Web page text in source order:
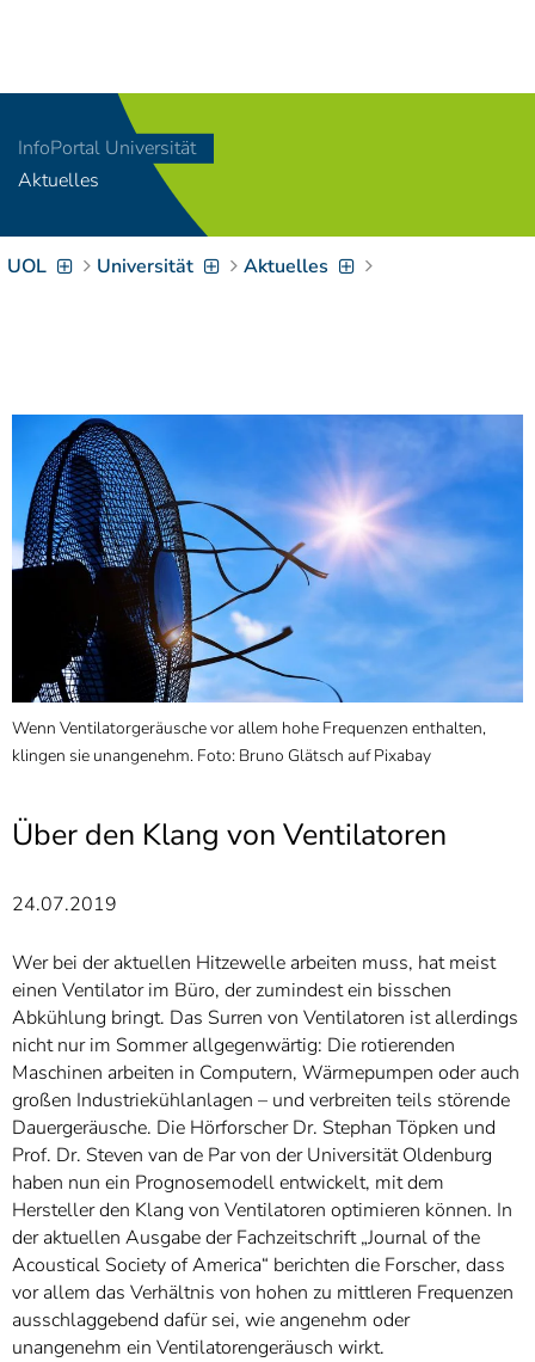
[Access-Key 8
Zum Inhalt springen
Zur Suche springen
[Access-Key 4]
Zur Hauptnavigation
Brotkrumennavigation
springen[Access-Key
7]
Informationen zur
Barrierefreiheit
InfoPortal Universität
Aktuelles
UOL Universität Aktuelles
Wenn Ventilatorgeräusche vor allem hohe Frequenzen enthalten,
klingen sie unangenehm. Foto: Bruno Glätsch auf Pixabay
Über den Klang von Ventilatoren
24.07.2019
Wer bei der aktuellen Hitzewelle arbeiten muss, hat meist
einen Ventilator im Büro, der zumindest ein bisschen
Abkühlung bringt. Das Surren von Ventilatoren ist allerdings
nicht nur im Sommer allgegenwärtig: Die rotierenden
Maschinen arbeiten in Computern, Wärmepumpen oder auch
großen Industriekühlanlagen – und verbreiten teils störende
Dauergeräusche. Die Hörforscher Dr. Stephan Töpken und
Prof. Dr. Steven van de Par von der Universität Oldenburg
haben nun ein Prognosemodell entwickelt, mit dem
Hersteller den Klang von Ventilatoren optimieren können. In
der aktuellen Ausgabe der Fachzeitschrift „Journal of the
Acoustical Society of America“ berichten die Forscher, dass
vor allem das Verhältnis von hohen zu mittleren Frequenzen
ausschlaggebend dafür sei, wie angenehm oder
unangenehm ein Ventilatorengeräusch wirkt.